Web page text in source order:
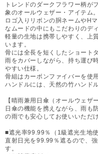
トレンドのダークフラワー柄が
象のオールウェザー・アイテム。
ロゴ入りリボンの胴ネームやH
なムードの中にもこだわりのデ
軽量の生地は携帯しやすく、上
います。
骨には全長を短くしたショート
雨をカバーしながら、持ち運び
やすい仕様。
骨組はカーボンファイバーを使
ハンドルには、天然の竹ハンド
【晴雨兼用日傘（オールウェザ
日傘の機能を携えながら、雨も
の雨でも安心してお使いいただけ
■遮光率99.99％（1級遮光生地使
直射日光を99.99％遮るので、
す。